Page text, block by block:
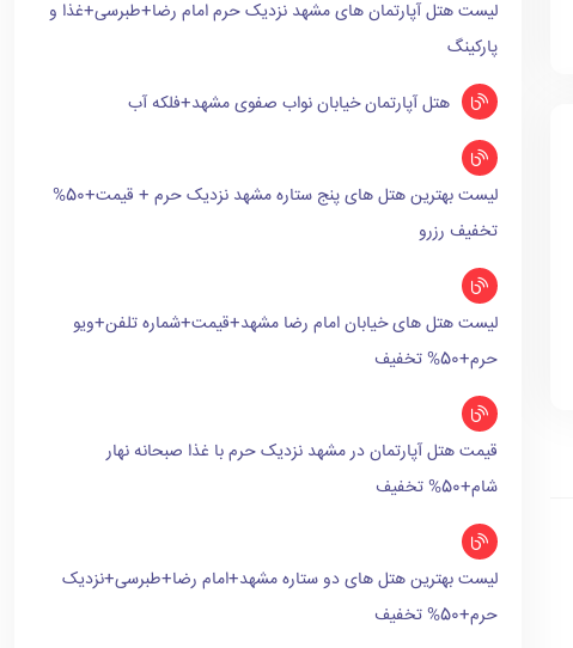
لیست هتل آپارتمان های مشهد نزدیک حرم امام رضا+طبرسی+غذا و
پارکینگ
هتل آپارتمان خیابان نواب صفوی مشهد+فلکه آب
لیست بهترین هتل های پنج ستاره مشهد نزدیک حرم + قیمت+50%
تخفیف رزرو
لیست هتل های خیابان امام رضا مشهد+قیمت+شماره تلفن+ویو
حرم+50% تخفیف
قیمت هتل آپارتمان در مشهد نزدیک حرم با غذا صبحانه نهار
شام+50% تخفیف
لیست بهترین هتل های دو ستاره مشهد+امام رضا+طبرسی+نزدیک
حرم+50% تخفیف